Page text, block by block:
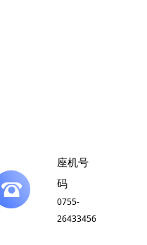
座机号
码
0755-
26433456